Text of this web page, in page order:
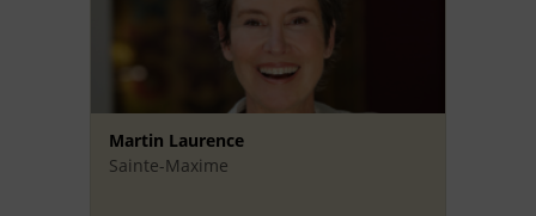
Martin Laurence
Sainte-Maxime